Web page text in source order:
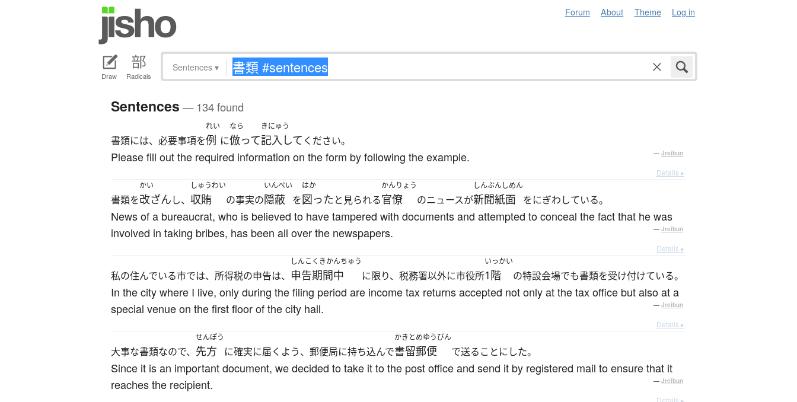
Forum About Theme Log in
Draw Radicals
Sentences ▾
Sentences — 134 found
書類には、必要事項を
れい
例 に
なら
倣って
きにゅう
記入して ください。
Please fill out the required information on the form by following the example. — Jreibun
Details ▸
書類を
かい
改ざんし、
しゅうわい
収賄 の事実の
いんぺい
隠蔽 を
はか
図ったと見られる
かんりょう
官僚 のニュースが
しんぶんしめん
新聞紙面 をにぎわしている。
News of a bureaucrat, who is believed to have tampered with documents and attempted to conceal the fact that he was
involved in taking bribes, has been all over the newspapers.
— Jreibun
Details ▸
私の住んでいる市では、所得税の申告は、
しんこくきかんちゅう
申告期間中 に限り、税務署以外に市役所
いっかい
1階 の特設会場でも書類を受け付けている。
In the city where I live, only during the filing period are income tax returns accepted not only at the tax office but also at a
special venue on the first floor of the city hall.
— Jreibun
Details ▸
大事な書類なので、
せんぽう
先方 に確実に届くよう、郵便局に持ち込んで
かきとめゆうびん
書留郵便 で送ることにした。
Since it is an important document, we decided to take it to the post office and send it by registered mail to ensure that it
reaches the recipient.
— Jreibun